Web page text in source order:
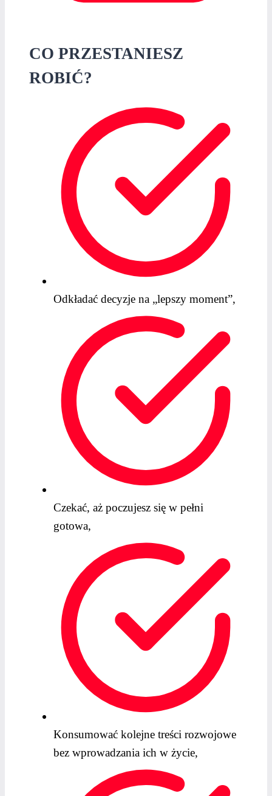
CO PRZESTANIESZ
ROBIĆ?
Odkładać decyzje na „lepszy moment”,
Czekać, aż poczujesz się w pełni
gotowa,
Konsumować kolejne treści rozwojowe
bez wprowadzania ich w życie,